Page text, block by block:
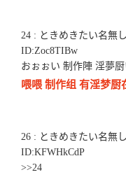
24 : ときめきたい名無
ID:Zoc8TIBw
おぉぉい 制作陣 淫夢
喂喂 制作组 有淫梦厨
26 : ときめきたい名無
ID:KFWHkCdP
>>24